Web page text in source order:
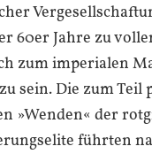
60er Jahre zu
zum imperialen
sein. Die zum Teil
»Wenden« der
führten